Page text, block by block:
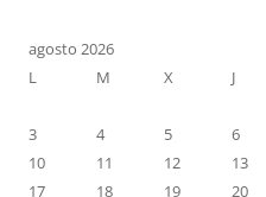
agosto 2026
L
M X J
3
4 5 6
10
11 12 13
17
18 19 20